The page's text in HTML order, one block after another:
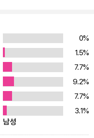
게 곧 게임을 그만두려고
다. 좋아하는 여자아이의 부
만나고, 그에게서 자신을
. 루이안이 최근 게임에서
신한은 유력한 용의자인
나를 이해해주
아이들과 피리 부는 사나
0%
1.5%
7.7%
9.2%
7.7%
3.1%
남성